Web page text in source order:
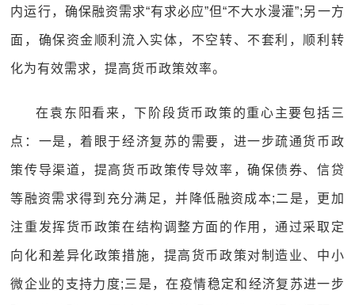
内运行，确保融资需求“有求必应”但“不大水漫灌”;另一方
面，确保资金顺利流入实体，不空转、不套利，顺利转
化为有效需求，提高货币政策效率。
在袁东阳看来，下阶段货币政策的重心主要包括三
点：一是，着眼于经济复苏的需要，进一步疏通货币政
策传导渠道，提高货币政策传导效率，确保债券、信贷
等融资需求得到充分满足，并降低融资成本;二是，更加
注重发挥货币政策在结构调整方面的作用，通过采取定
向化和差异化政策措施，提高货币政策对制造业、中小
微企业的支持力度;三是，在疫情稳定和经济复苏进一步